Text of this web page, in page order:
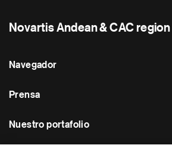
Novartis Andean & CAC region
Navegador
Prensa
Nuestro portafolio